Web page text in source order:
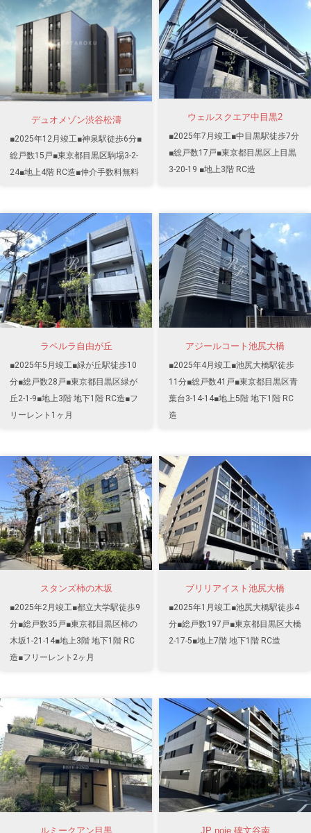
デュオメゾン渋谷松濤
■2025年12月竣工■神泉駅徒歩6分■
総戸数15戸■東京都目黒区駒場3-2-
24■地上4階 RC造■仲介手数料無料
ウェルスクエア中目黒2
■2025年7月竣工■中目黒駅徒歩7分
■総戸数17戸■東京都目黒区上目黒
3-20-19 ■地上3階 RC造
ラペルラ自由が丘
■2025年5月竣工■緑が丘駅徒歩10
分■総戸数28戸■東京都目黒区緑が
丘2-1-9■地上3階 地下1階 RC造■フ
リーレント1ヶ月
アジールコート池尻大橋
■2025年4月竣工■池尻大橋駅徒歩
11分■総戸数41戸■東京都目黒区青
葉台3-14-14■地上5階 地下1階 RC
造
スタンズ柿の木坂
■2025年2月竣工■都立大学駅徒歩9
分■総戸数35戸■東京都目黒区柿の
木坂1-21-14■地上3階 地下1階 RC
造■フリーレント2ヶ月
ブリリアイスト池尻大橋
■2025年1月竣工■池尻大橋駅徒歩4
分■総戸数197戸■東京都目黒区大橋
2-17-5■地上7階 地下1階 RC造
ルミークアン目黒 JP noie 碑文谷南